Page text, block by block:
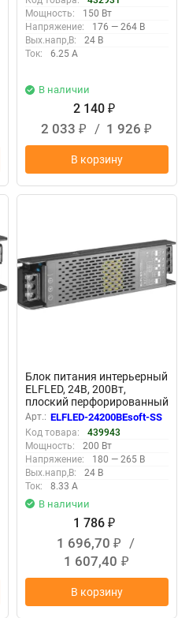
Мощность:
150 Вт
Напряжение:
176 — 264 В
Вых.напр,В:
24 В
Ток:
6.25 А
В наличии
2 140 ₽
2 033 ₽ / 1 926 ₽
В корзину
Блок питания интерьерный
ELFLED, 24В, 200Вт,
плоский перфорированный
корпус (с плавным пуском)
Арт.: ELFLED-24200BEsoft-SS
Код товара:
439943
Мощность:
200 Вт
Напряжение:
180 — 265 В
Вых.напр,В:
24 В
Ток:
8.33 А
В наличии
1 786 ₽
1 696,70 ₽
/
1 607,40 ₽
В корзину